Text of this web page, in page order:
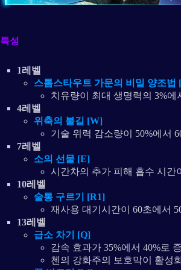
특성
1레벨
스톰스타우트 가문의 비밀 양조법
치유량이 최대 생명력의 3%에
4레벨
위축의 불길 [W]
기술 위력 감소량이 50%에서
7레벨
소의 선물 [E]
시간차의 추가 피해 흡수 시간
10레벨
술통 구르기 [R1]
재사용 대기시간이 60초에서
13레벨
급소 차기 [Q]
감속 효과가 35%에서 40%로
첸의 강화주의 보호막이 활성